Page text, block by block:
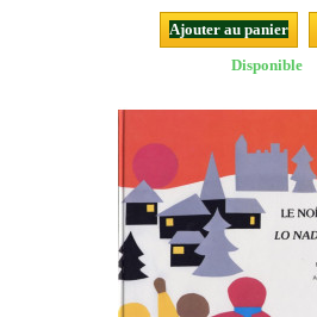
Ajouter au panier
Disponible